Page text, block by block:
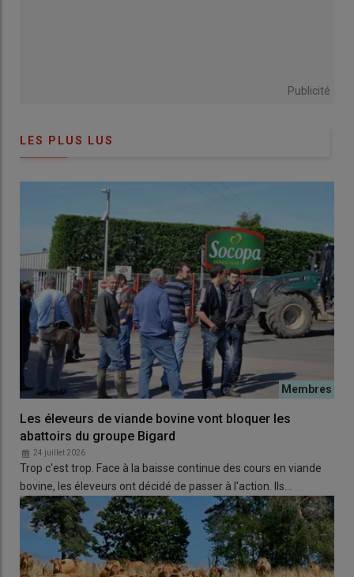
Publicité
LES PLUS LUS
Les éleveurs de viande bovine vont bloquer les
abattoirs du groupe Bigard
24 juillet 2026
Trop c'est trop. Face à la baisse continue des cours en viande
bovine, les éleveurs ont décidé de passer à l'action. Ils…